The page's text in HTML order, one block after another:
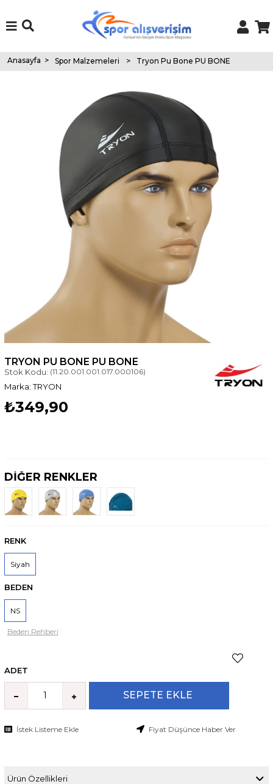
Anasayfa > Spor Malzemeleri > Tryon Pu Bone PU BONE
TRYON PU BONE PU BONE
Stok Kodu: (11.20.001.001.017.000106)
TRYON
₺349,90
DİĞER RENKLER
RENK
Siyah
BEDEN
NS
Beden Rehberi
ADET
İstek Listeme Ekle Fiyat Düşünce Haber Ver
Ürün Özellikleri